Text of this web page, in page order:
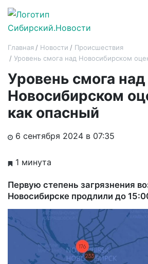
Главная Новости
Происшествия
Уровень смога над Новосибирском
Уровень смога над
Новосибирском
как опасный
6 сентября 2024 в 07:35
1 минута
Первую степень загрязнения
Новосибирске продлили до